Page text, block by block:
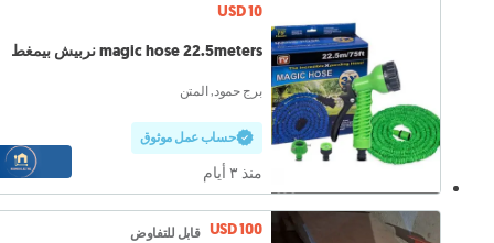
USD 10
magic hose 22.5meters نربيش بيمغط
برج حمود, المتن
حساب عمل موثوق
منذ ٣ أيام
USD 100 قابل للتفاوض